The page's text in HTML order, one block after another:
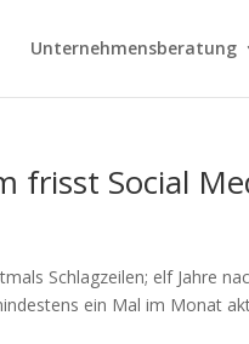
Unternehmensberatung
frisst Social
Schlagzeilen; elf Jahre
ein Mal im Monat